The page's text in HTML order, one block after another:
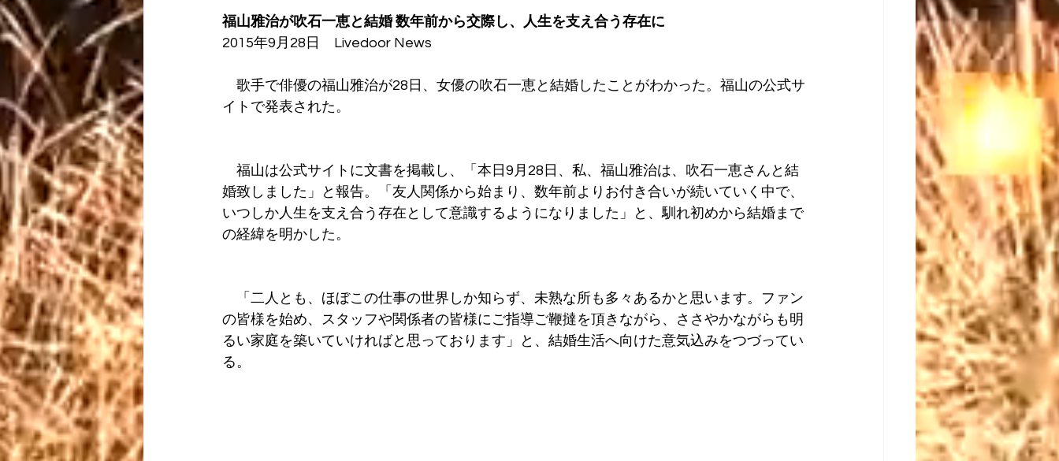
福山雅治が吹石一恵と結婚 数年前から交際し、人生を支え合う存在に
2015年9月28日　Livedoor News
歌手で俳優の福山雅治が28日、女優の吹石一恵と結婚したことがわかった。福山の公式サ
イトで発表された。
福山は公式サイトに文書を掲載し、「本日9月28日、私、福山雅治は、吹石一恵さんと結
婚致しました」と報告。「友人関係から始まり、数年前よりお付き合いが続いていく中で、
いつしか人生を支え合う存在として意識するようになりました」と、馴れ初めから結婚まで
の経緯を明かした。
「二人とも、ほぼこの仕事の世界しか知らず、未熟な所も多々あるかと思います。ファン
の皆様を始め、スタッフや関係者の皆様にご指導ご鞭撻を頂きながら、ささやかながらも明
るい家庭を築いていければと思っております」と、結婚生活へ向けた意気込みをつづってい
る。